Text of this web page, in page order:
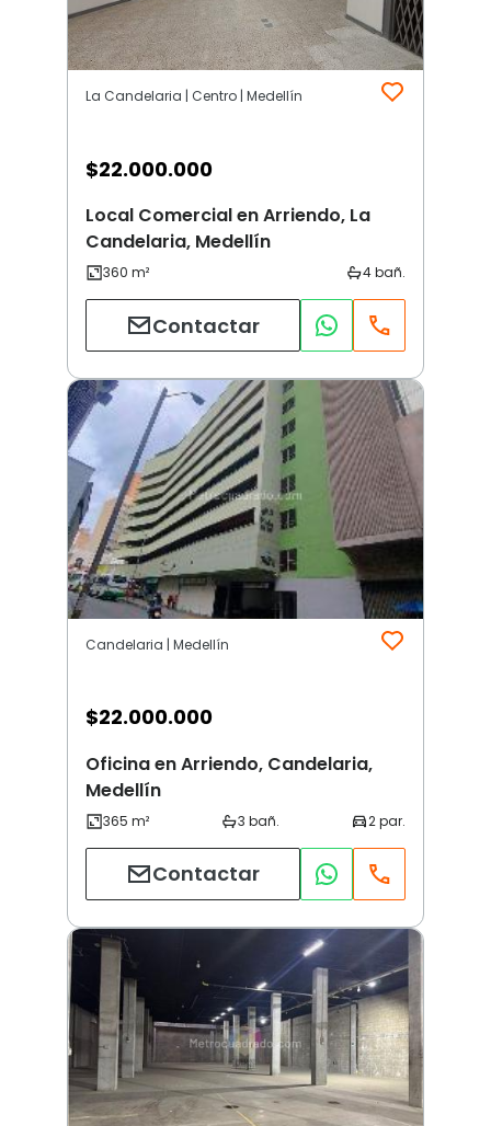
La Candelaria | Centro | Medellín
$22.000.000
Local Comercial en Arriendo, La
Candelaria, Medellín
Contactar
Candelaria | Medellín
$22.000.000
Oficina en Arriendo, Candelaria,
Medellín
Contactar